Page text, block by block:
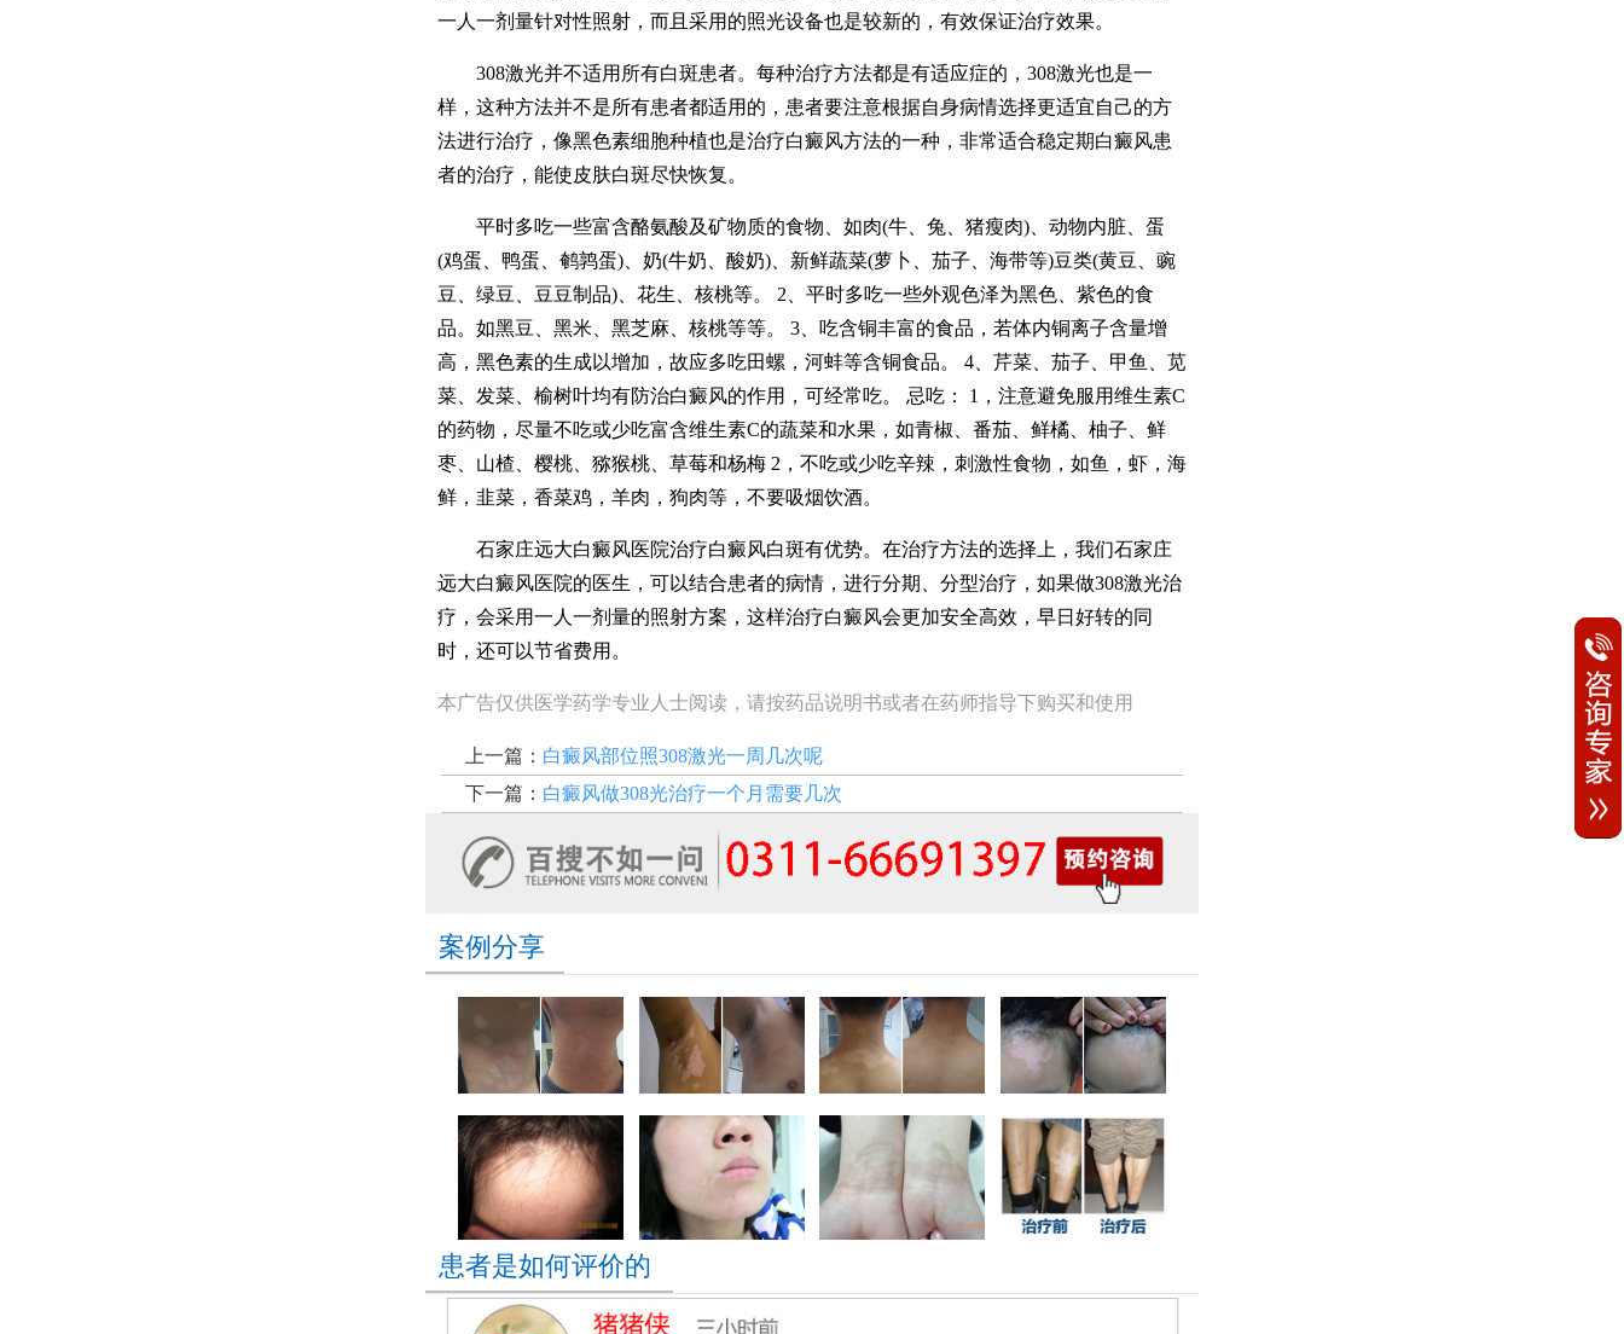
一人一剂量针对性照射，而且采用的照光设备也是较新的，有效保证治疗效果。
308激光并不适用所有白斑患者。每种治疗方法都是有适应症的，308激光也是一
样，这种方法并不是所有患者都适用的，患者要注意根据自身病情选择更适宜自己的方
法进行治疗，像黑色素细胞种植也是治疗白癜风方法的一种，非常适合稳定期白癜风患
者的治疗，能使皮肤白斑尽快恢复。
平时多吃一些富含酪氨酸及矿物质的食物、如肉(牛、兔、猪瘦肉)、动物内脏、蛋
(鸡蛋、鸭蛋、鹌鹑蛋)、奶(牛奶、酸奶)、新鲜蔬菜(萝卜、茄子、海带等)豆类(黄豆、豌
豆、绿豆、豆豆制品)、花生、核桃等。 2、平时多吃一些外观色泽为黑色、紫色的食
品。如黑豆、黑米、黑芝麻、核桃等等。 3、吃含铜丰富的食品，若体内铜离子含量增
高，黑色素的生成以增加，故应多吃田螺，河蚌等含铜食品。 4、芹菜、茄子、甲鱼、苋
菜、发菜、榆树叶均有防治白癜风的作用，可经常吃。 忌吃： 1，注意避免服用维生素C
的药物，尽量不吃或少吃富含维生素C的蔬菜和水果，如青椒、番茄、鲜橘、柚子、鲜
枣、山楂、樱桃、猕猴桃、草莓和杨梅 2，不吃或少吃辛辣，刺激性食物，如鱼，虾，海
鲜，韭菜，香菜鸡，羊肉，狗肉等，不要吸烟饮酒。
石家庄远大白癜风医院治疗白癜风白斑有优势。在治疗方法的选择上，我们石家庄
远大白癜风医院的医生，可以结合患者的病情，进行分期、分型治疗，如果做308激光治
疗，会采用一人一剂量的照射方案，这样治疗白癜风会更加安全高效，早日好转的同
时，还可以节省费用。
本广告仅供医学药学专业人士阅读，请按药品说明书或者在药师指导下购买和使用
上一篇： 白癜风部位照308激光一周几次呢
下一篇： 白癜风做308光治疗一个月需要几次
案例分享
患者是如何评价的